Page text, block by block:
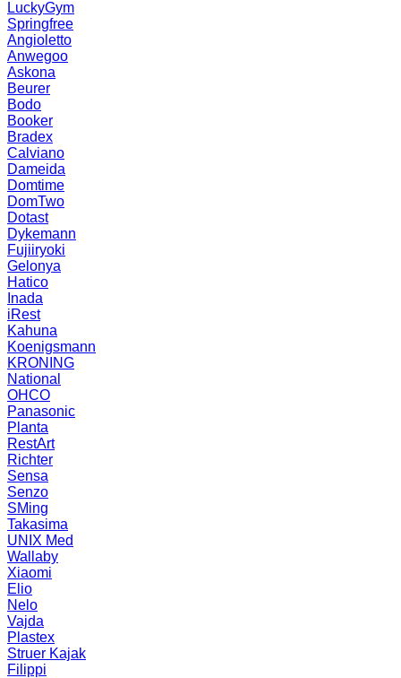
LuckyGym
Springfree
Angioletto
Anwegoo
Askona
Beurer
Bodo
Booker
Bradex
Calviano
Dameida
Domtime
DomTwo
Dotast
Dykemann
Fujiiryoki
Gelonya
Hatico
Inada
iRest
Kahuna
Koenigsmann
KRONING
National
OHCO
Panasonic
Planta
RestArt
Richter
Sensa
Senzo
SMing
Takasima
UNIX Med
Wallaby
Xiaomi
Elio
Nelo
Vajda
Plastex
Struer Kajak
Filippi